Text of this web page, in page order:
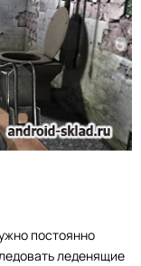
постоянно
леденящие